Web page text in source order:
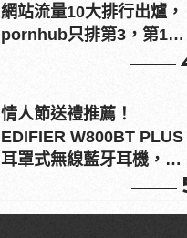
網站流量10大排行出爐，
pornhub只排第3，第1名
情人節送禮推薦！
EDIFIER W800BT PLUS
耳罩式無線藍牙耳機，在